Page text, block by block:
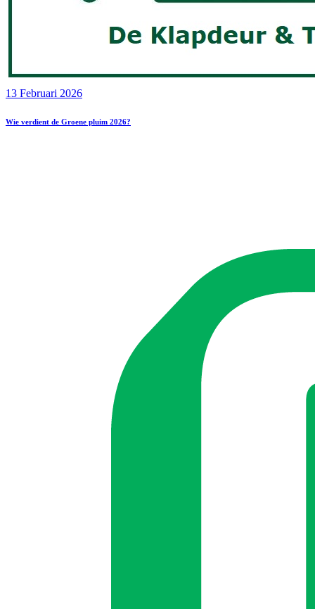
13 Februari 2026
Wie verdient de Groene pluim 2026?